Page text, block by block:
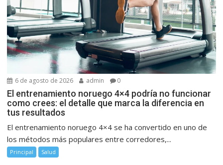
6 de agosto de 2026 admin 0
El entrenamiento noruego 4×4 podría no funcionar
como crees: el detalle que marca la diferencia en
tus resultados
El entrenamiento noruego 4×4 se ha convertido en uno de
los métodos más populares entre corredores,...
Principal Salud